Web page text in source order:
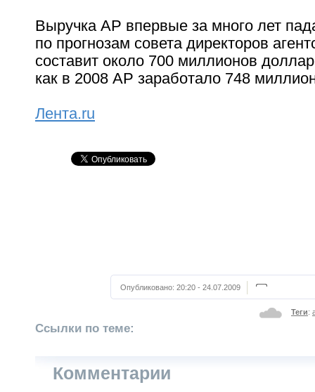
Выручка AP впервые за много лет
по прогнозам совета директоров
составит около 700 миллионов
как в 2008 AP заработало 748
Лента.ru
Опубликовано: 20:20 - 24.07.2009
Теги:
Ссылки по теме:
Комментарии